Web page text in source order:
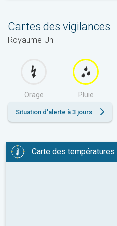
Cartes des vigilances
Royaume-Uni
Orage Pluie
Situation d'alerte à 3 jours
Carte des températures